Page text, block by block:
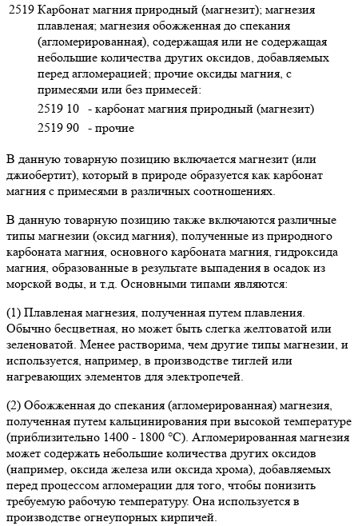
2519 Карбонат магния природный (магнезит); магнезия
плавленая; магнезия обожженная до спекания
(агломерированная), содержащая или не содержащая
небольшие количества других оксидов, добавляемых
перед агломерацией; прочие оксиды магния, с
примесями или без примесей:
2519 10 - карбонат магния природный (магнезит)
2519 90 - прочие
В данную товарную позицию включается магнезит (или
джиобертит), который в природе образуется как карбонат
магния с примесями в различных соотношениях.
В данную товарную позицию также включаются различные
типы магнезии (оксид магния), полученные из природного
карбоната магния, основного карбоната магния, гидроксида
магния, образованные в результате выпадения в осадок из
морской воды, и т.д. Основными типами являются:
(1) Плавленая магнезия, полученная путем плавления.
Обычно бесцветная, но может быть слегка желтоватой или
зеленоватой. Менее растворима, чем другие типы магнезии, и
используется, например, в производстве тиглей или
нагревающих элементов для электропечей.
(2) Обожженная до спекания (агломерированная) магнезия,
полученная путем кальцинирования при высокой температуре
(приблизительно 1400 - 1800 °C). Агломерированная магнезия
может содержать небольшие количества других оксидов
(например, оксида железа или оксида хрома), добавляемых
перед процессом агломерации для того, чтобы понизить
требуемую рабочую температуру. Она используется в
производстве огнеупорных кирпичей.